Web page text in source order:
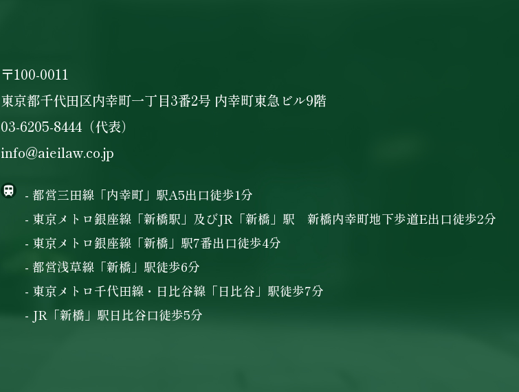
〒100-0011
東京都千代田区内幸町一丁目3番2号 内幸町東急ビル9階
03-6205-8444（代表）
info@aieilaw.co.jp
- 都営三田線「内幸町」駅A5出口徒歩1分
- 東京メトロ銀座線「新橋駅」及びJR「新橋」駅 新橋内幸町地下歩道E出口徒歩2分
- 東京メトロ銀座線「新橋」駅7番出口徒歩4分
- 都営浅草線「新橋」駅徒歩6分
- 東京メトロ千代田線・日比谷線「日比谷」駅徒歩7分
- JR「新橋」駅日比谷口徒歩5分